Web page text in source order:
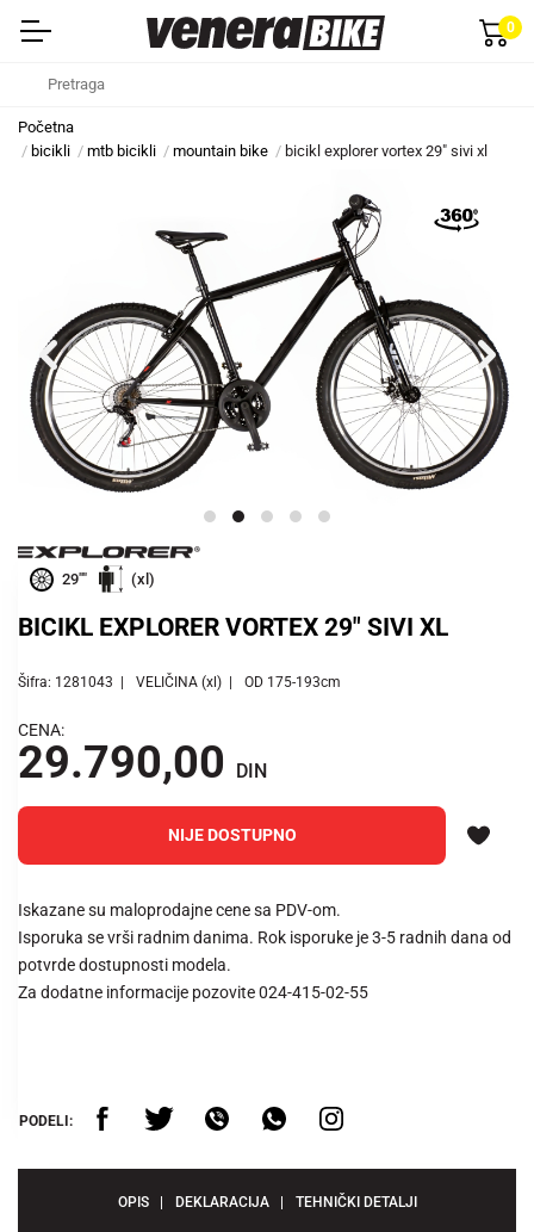
0
Početna
bicikli
mtb bicikli mountain bike bicikl explorer vortex 29" sivi xl
29"" (xl)
BICIKL EXPLORER VORTEX 29" SIVI XL
Šifra: 1281043 VELIČINA (xl) OD 175-193cm
CENA:
29.790,00 DIN
NIJE DOSTUPNO
Iskazane su maloprodajne cene sa PDV-om.
Isporuka se vrši radnim danima. Rok isporuke je 3-5 radnih dana od
potvrde dostupnosti modela.
Za dodatne informacije pozovite 024-415-02-55
PODELI:
OPIS DEKLARACIJA TEHNIČKI DETALJI